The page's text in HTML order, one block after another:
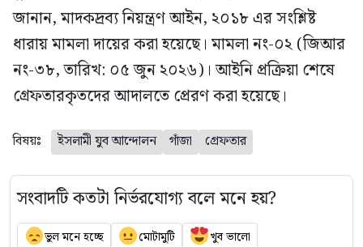
জানান, মাদকদ্রব্য নিয়ন্ত্রণ আইন, ২০১৮ এর সংশ্লিষ্ট
ধারায় মামলা দায়ের করা হয়েছে। মামলা নং-০২ (জিআর
নং-৩৮, তারিখ: ০৫ জুন ২০২৬)। আইনি প্রক্রিয়া শেষে
গ্রেফতারকৃতদের আদালতে প্রেরণ করা হয়েছে।
বিষয়ঃ ইসলামী যুব আন্দোলন গাঁজা গ্রেফতার
সংবাদটি কতটা নির্ভরযোগ্য বলে মনে হয়?
ভুল মনে হচ্ছে মোটামুটি খুব ভালো